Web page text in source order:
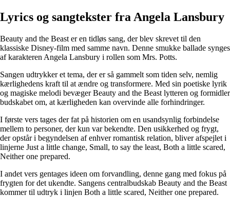
Lyrics og sangtekster fra Angela Lansbury
Beauty and the Beast er en tidløs sang, der blev skrevet til den
klassiske Disney-film med samme navn. Denne smukke ballade synges
af karakteren Angela Lansbury i rollen som Mrs. Potts.
Sangen udtrykker et tema, der er så gammelt som tiden selv, nemlig
kærlighedens kraft til at ændre og transformere. Med sin poetiske lyrik
og magiske melodi bevæger Beauty and the Beast lytteren og formidler
budskabet om, at kærligheden kan overvinde alle forhindringer.
I første vers tages der fat på historien om en usandsynlig forbindelse
mellem to personer, der kun var bekendte. Den usikkerhed og frygt,
der opstår i begyndelsen af enhver romantisk relation, bliver afspejlet i
linjerne Just a little change, Small, to say the least, Both a little scared,
Neither one prepared.
I andet vers gentages ideen om forvandling, denne gang med fokus på
frygten for det ukendte. Sangens centralbudskab Beauty and the Beast
kommer til udtryk i linjen Both a little scared, Neither one prepared.